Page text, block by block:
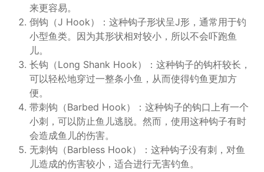
来更容易。
倒钩（J Hook）：这种钩子形状呈J形，通常用于钓
小型鱼类。因为其形状相对较小，所以不会吓跑鱼
儿。
长钩（Long Shank Hook）：这种钩子的钩杆较长，
可以轻松地穿过一整条小鱼，从而使得钓鱼更加方
便。
带刺钩（Barbed Hook）：这种钩子的钩口上有一个
小刺，可以防止鱼儿逃脱。然而，使用这种钩子有时
会造成鱼儿的伤害。
无刺钩（Barbless Hook）：这种钩子没有刺，对鱼
儿造成的伤害较小，适合进行无害钓鱼。